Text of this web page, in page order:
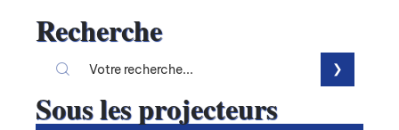
Recherche
Sous les projecteurs